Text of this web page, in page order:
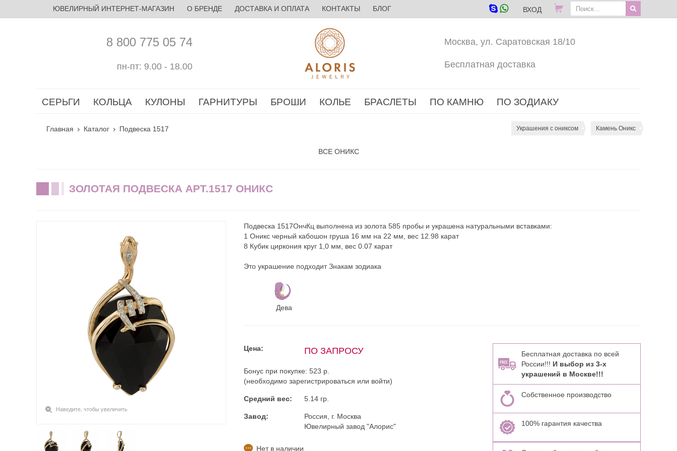
ЮВЕЛИРНЫЙ ИНТЕРНЕТ-МАГАЗИН О БРЕНДЕ ДОСТАВКА И ОПЛАТА КОНТАКТЫ БЛОГ ВХОД
8 800 775 05 74
пн-пт: 9.00 - 18.00
Москва, ул. Саратовская 18/10
Бесплатная доставка
СЕРЬГИ КОЛЬЦА КУЛОНЫ ГАРНИТУРЫ БРОШИ КОЛЬЕ БРАСЛЕТЫ ПО КАМНЮ ПО ЗОДИАКУ
Главная Каталог Подвеска 1517 Украшения с ониксом Камень Оникс
ВСЕ ОНИКС
ЗОЛОТАЯ ПОДВЕСКА АРТ.1517 ОНИКС
Наведите, чтобы увеличить
Подвеска 1517ОнчКц выполнена из золота 585 пробы и украшена натуральными вставками:
1 Оникс черный кабошон груша 16 мм на 22 мм, вес 12.98 карат
8 Кубик циркония круг 1,0 мм, вес 0.07 карат
Это украшение подходит Знакам зодиака
Дева
Цена: ПО ЗАПРОСУ
Бонус при покупке: 523 р.
(необходимо зарегистрироваться или войти)
Средний вес: 5.14 гр.
Завод:
Россия, г. Москва
Ювелирный завод "Алорис"
Нет в наличии
Бесплатная доставка по всей
России!!! И выбор из 3-х
украшений в Москве!!!
Собственное производство
100% гарантия качества